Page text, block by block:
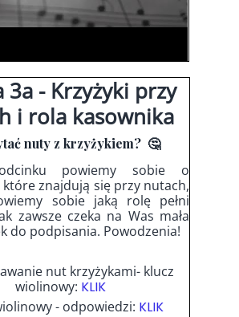
3a - Krzyżyki przy
i rola kasownika
nuty z krzyżykiem? 🤔
powiemy sobie o
które znajdują się przy nutach,
sobie jaką rolę pełni
zawsze czeka na Was mała
do podpisania. Powodzenia!
nut krzyżykami- klucz
wiolinowy: KLIK
- odpowiedzi: KLIK